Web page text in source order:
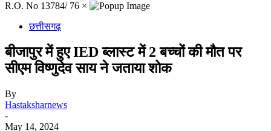
R.O. No 13784/ 76 ×
छत्तीसगढ़
बीजापुर में हुए IED ब्लास्ट में 2 बच्चों की मौत पर
सीएम विष्णुदेव साय ने जताया शोक
By
Hastaksharnews
-
May 14, 2024